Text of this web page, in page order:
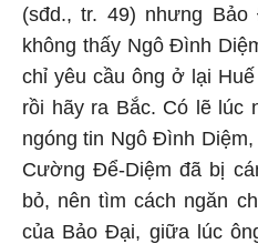
(sđd., tr. 49) nhưng
không thấy Ngô Đình
chỉ yêu cầu ông ở lại
rồi hãy ra Bắc. Có lẽ lúc
ngóng tin Ngô Đình
Cường Để-Diệm đã bị
bỏ, nên tìm cách ngăn
của Bảo Đại, giữa lúc